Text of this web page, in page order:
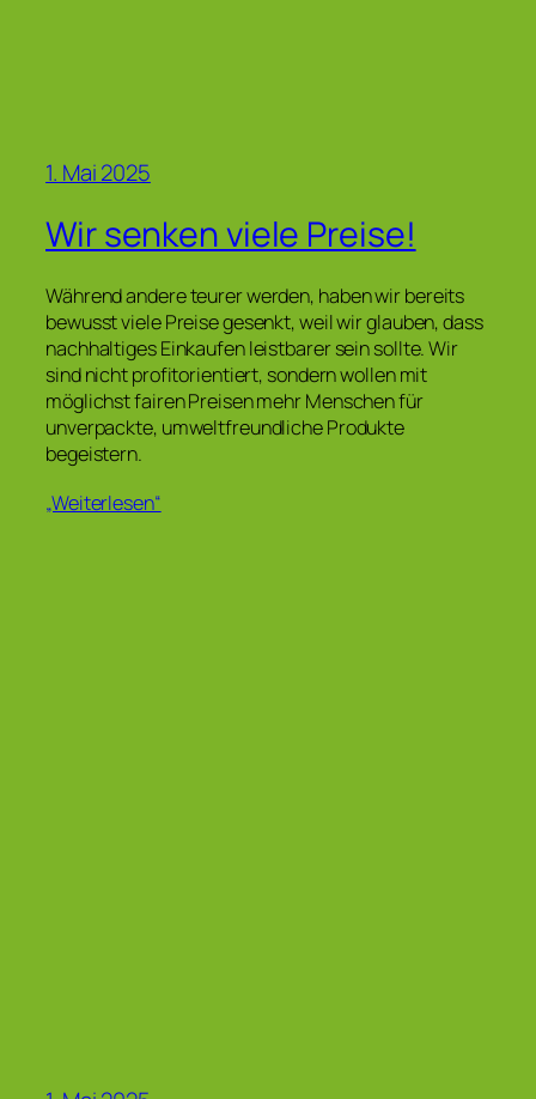
1. Mai 2025
Wir senken viele Preise!
Während andere teurer werden, haben wir bereits
bewusst viele Preise gesenkt, weil wir glauben, dass
nachhaltiges Einkaufen leistbarer sein sollte. Wir
sind nicht profitorientiert, sondern wollen mit
möglichst fairen Preisen mehr Menschen für
unverpackte, umweltfreundliche Produkte
begeistern.
„Weiterlesen“